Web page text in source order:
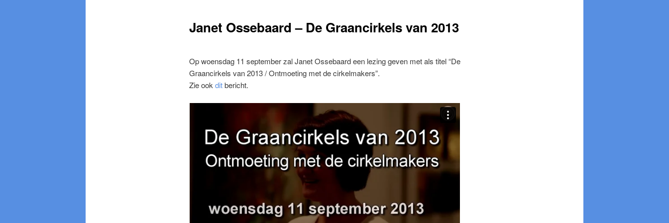
Janet Ossebaard – De Graancirkels van 2013
Op woensdag 11 september zal Janet Ossebaard een lezing geven met als titel “De
Graancirkels van 2013 / Ontmoeting met de cirkelmakers”.
Zie ook ditbericht.